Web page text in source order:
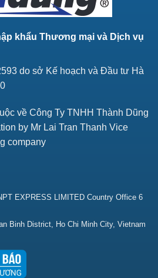
khẩu Thương mại và Dịch vụ
do sở Kế hoạch và Đầu tư Hà
về Công Ty TNHH Thành Dũng
by Mr Lai Tran Thanh Vice
company
EXPRESS LIMITED Country Office 6
Binh District, Ho Chi Minh City, Vietnam